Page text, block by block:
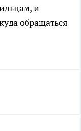
и
обращаться